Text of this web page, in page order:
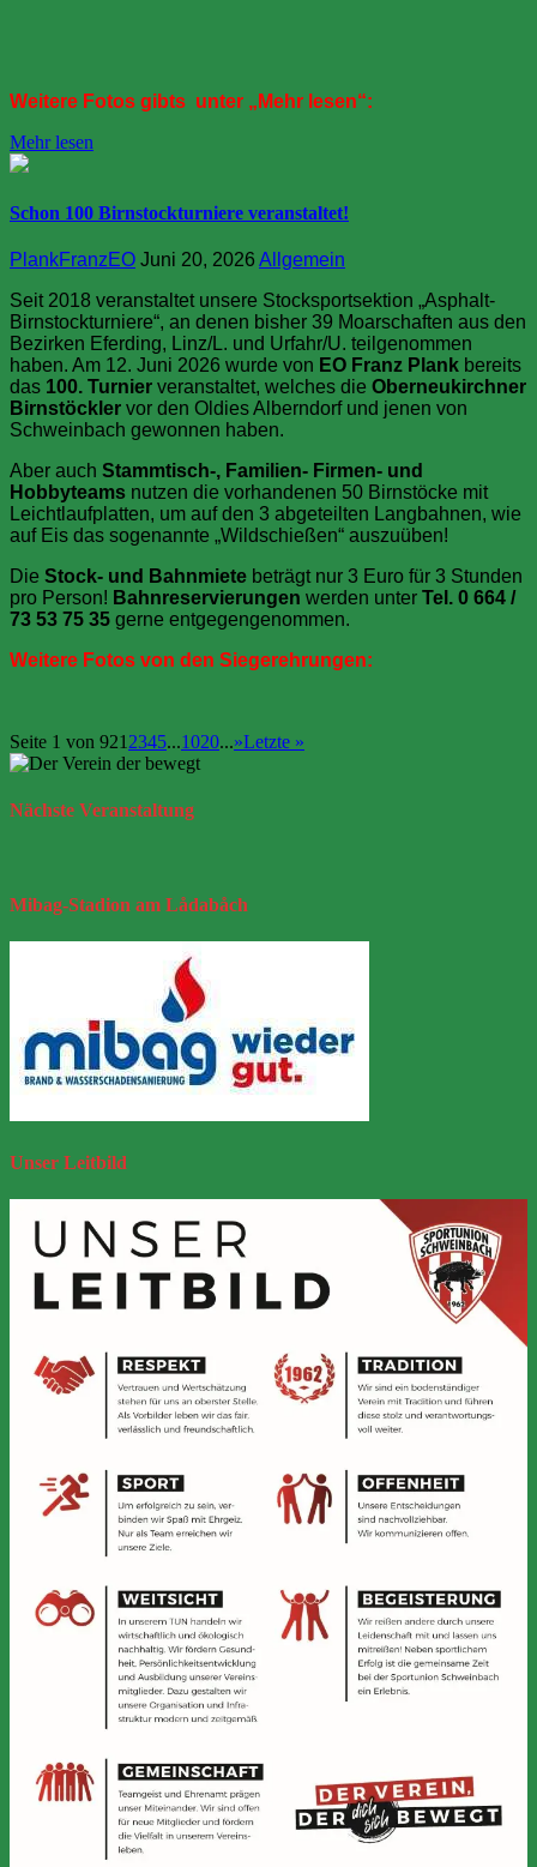
Weitere Fotos gibts unter „Mehr lesen“:
Mehr lesen
Schon 100 Birnstockturniere veranstaltet!
PlankFranzEO Juni 20, 2026 Allgemein
Seit 2018 veranstaltet unsere Stocksportsektion „Asphalt-
Birnstockturniere“, an denen bisher 39 Moarschaften aus den
Bezirken Eferding, Linz/L. und Urfahr/U. teilgenommen
haben. Am 12. Juni 2026 wurde von EO Franz Plank bereits
das 100. Turnier veranstaltet, welches die Oberneukirchner
Birnstöckler vor den Oldies Alberndorf und jenen von
Schweinbach gewonnen haben.
Aber auch Stammtisch-, Familien- Firmen- und
Hobbyteams nutzen die vorhandenen 50 Birnstöcke mit
Leichtlaufplatten, um auf den 3 abgeteilten Langbahnen, wie
auf Eis das sogenannte „Wildschießen“ auszuüben!
Die Stock- und Bahnmiete beträgt nur 3 Euro für 3 Stunden
pro Person! Bahnreservierungen werden unter Tel. 0 664 /
73 53 75 35 gerne entgegengenommen.
Weitere Fotos von den Siegerehrungen:
Seite 1 von 921 2345...1020...»Letzte »
Nächste Veranstaltung
Mibag-Stadion am Lådabåch
Unser Leitbild